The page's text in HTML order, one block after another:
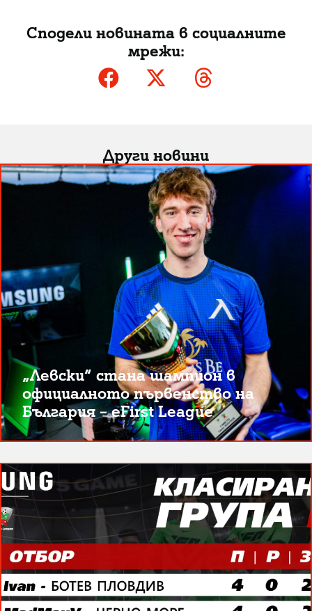
Сподели новината в социалните
мрежи:
Други новини
„Левски“ стана шампион в
официалното първенство на
България – eFirst League